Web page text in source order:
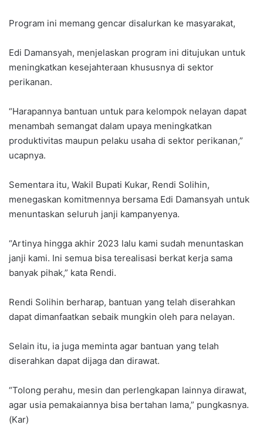
Program ini memang gencar disalurkan ke masyarakat,
Edi Damansyah, menjelaskan program ini ditujukan untuk
meningkatkan kesejahteraan khususnya di sektor
perikanan.
“Harapannya bantuan untuk para kelompok nelayan dapat
menambah semangat dalam upaya meningkatkan
produktivitas maupun pelaku usaha di sektor perikanan,”
ucapnya.
Sementara itu, Wakil Bupati Kukar, Rendi Solihin,
menegaskan komitmennya bersama Edi Damansyah untuk
menuntaskan seluruh janji kampanyenya.
“Artinya hingga akhir 2023 lalu kami sudah menuntaskan
janji kami. Ini semua bisa terealisasi berkat kerja sama
banyak pihak,” kata Rendi.
Rendi Solihin berharap, bantuan yang telah diserahkan
dapat dimanfaatkan sebaik mungkin oleh para nelayan.
Selain itu, ia juga meminta agar bantuan yang telah
diserahkan dapat dijaga dan dirawat.
“Tolong perahu, mesin dan perlengkapan lainnya dirawat,
agar usia pemakaiannya bisa bertahan lama,” pungkasnya.
(Kar)